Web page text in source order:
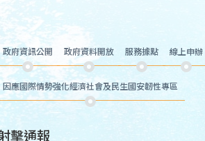
政府資訊公開 政府資料開放 服務據點 線上申辦
因應國際情勢強化經濟社會及民生國安韌性專區
擊通報